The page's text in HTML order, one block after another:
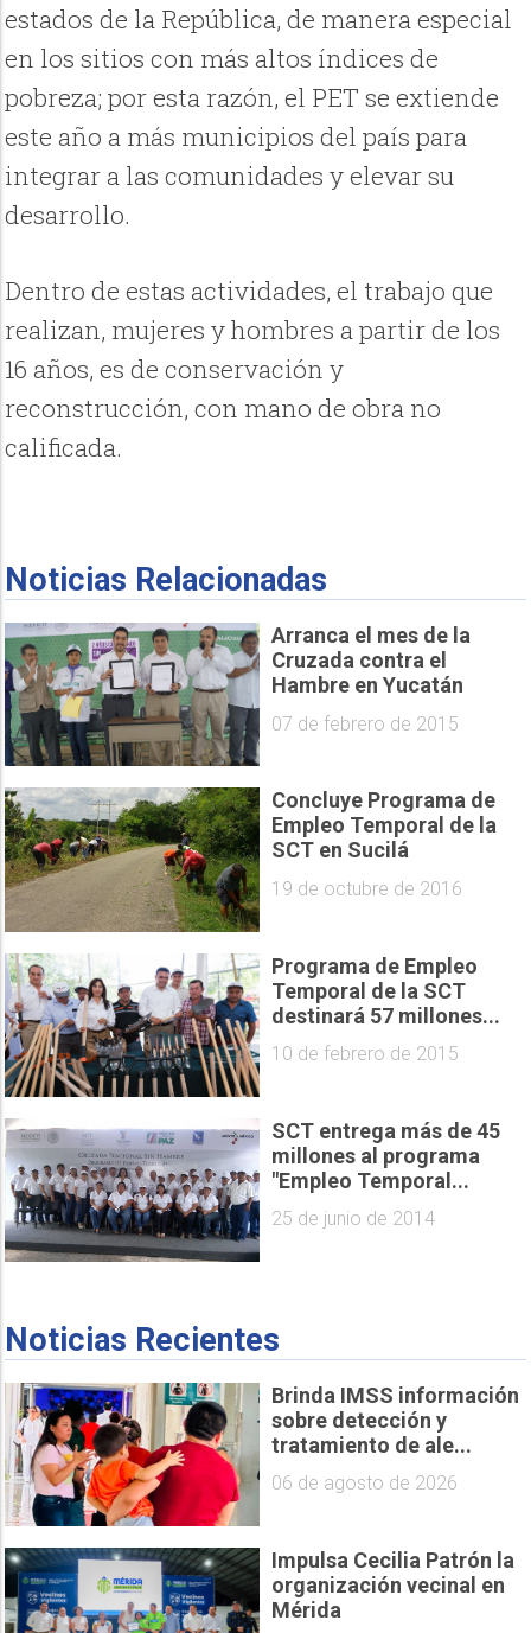
estados de la República, de manera especial
en los sitios con más altos índices de
pobreza; por esta razón, el PET se extiende
este año a más municipios del país para
integrar a las comunidades y elevar su
desarrollo.
Dentro de estas actividades, el trabajo que
realizan, mujeres y hombres a partir de los
16 años, es de conservación y
reconstrucción, con mano de obra no
calificada.
Noticias Relacionadas
Arranca el mes de la
Cruzada contra el
Hambre en Yucatán
07 de febrero de 2015
Concluye Programa de
Empleo Temporal de la
SCT en Sucilá
19 de octubre de 2016
Programa de Empleo
Temporal de la SCT
destinará 57 millones...
10 de febrero de 2015
SCT entrega más de 45
millones al programa
"Empleo Temporal...
25 de junio de 2014
Noticias Recientes
Brinda IMSS información
sobre detección y
tratamiento de ale...
06 de agosto de 2026
Impulsa Cecilia Patrón la
organización vecinal en
Mérida